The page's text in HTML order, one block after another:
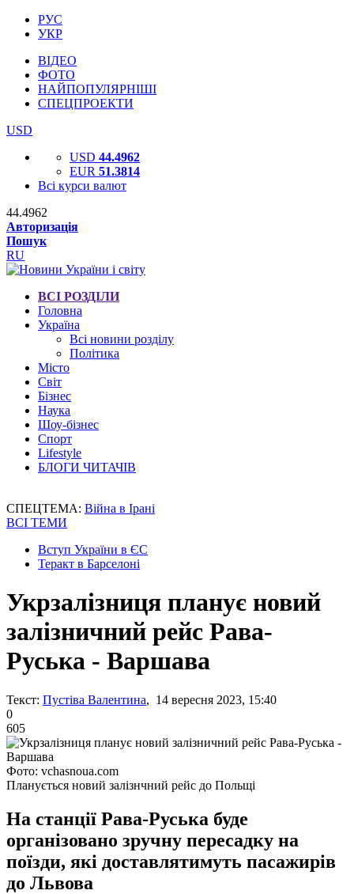
РУС
УКР
ВІДЕО
ФОТО
НАЙПОПУЛЯРНІШІ
СПЕЦПРОЕКТИ
USD
USD 44.4962
EUR 51.3814
Всі курси валют
44.4962
Авторизація
Пошук
RU
ВСІ РОЗДІЛИ
Головна
Україна
Всі новини розділу
Політика
Місто
Світ
Бізнес
Наука
Шоу-бізнес
Спорт
Lifestyle
БЛОГИ ЧИТАЧІВ
СПЕЦТЕМА: Війна в Ірані
ВСІ ТЕМИ
Вступ України в ЄС
Теракт в Барселоні
Укрзалізниця планує новий
залізничний рейс Рава-
Руська - Варшава
Текст: Пустіва Валентина, 14 вересня 2023, 15:40
0
605
Фото: vchasnoua.com
Планується новий залізнчний рейс до Польщі
На станції Рава-Руська буде
організовано зручну пересадку на
поїзди, які доставлятимуть пасажирів
до Львова